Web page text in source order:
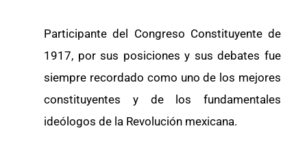
Participante del Congreso Constituyente de
1917, por sus posiciones y sus debates fue
siempre recordado como uno de los mejores
constituyentes y de los fundamentales
ideólogos de la Revolución mexicana.